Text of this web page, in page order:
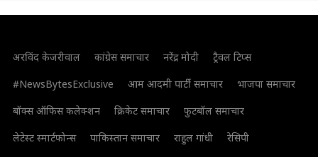
अरविंद केजरीवाल कांग्रेस समाचार नरेंद्र मोदी
ट्रैवल टिप्स
#NewsBytesExclusive
आम आदमी पार्टी समाचार
भाजपा समाचार
बॉक्स ऑफिस कलेक्शन
क्रिकेट समाचार
फुटबॉल समाचार
लेटेस्ट स्मार्टफोन्स
पाकिस्तान समाचार राहुल गांधी
रेसिपी